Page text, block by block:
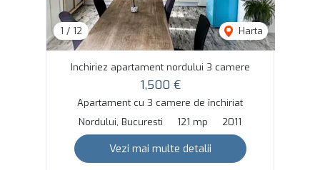
1 / 12 Harta
Inchiriez apartament nordului 3 camere
1,500 €
Apartament cu 3 camere de închiriat
Nordului, Bucuresti
121 mp 2011
Vezi mai multe detalii